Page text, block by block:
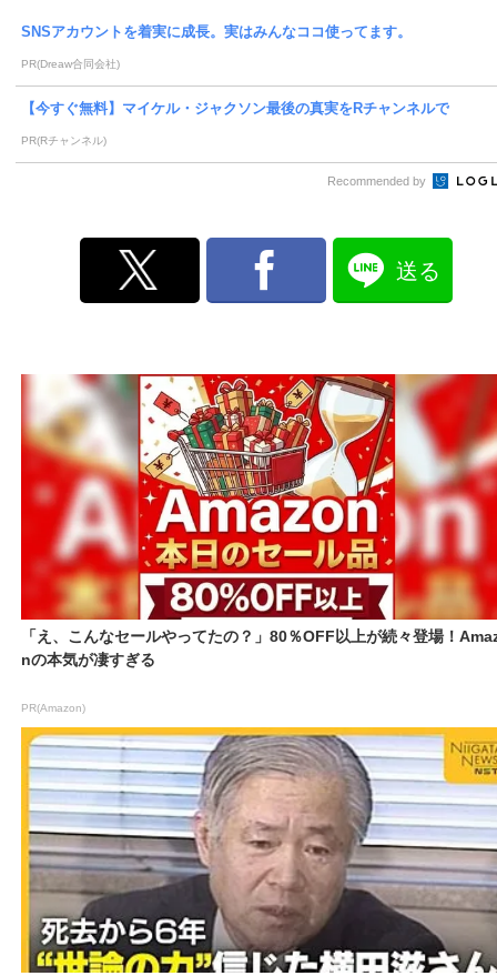
SNSアカウントを着実に成長。実はみんなココ使ってます。
PR(Dreaw合同会社)
【今すぐ無料】マイケル・ジャクソン最後の真実をRチャンネルで
PR(Rチャンネル)
Recommended by
送る
「え、こんなセールやってたの？」80％OFF以上が続々登場！
nの本気が凄すぎる
PR(Amazon)